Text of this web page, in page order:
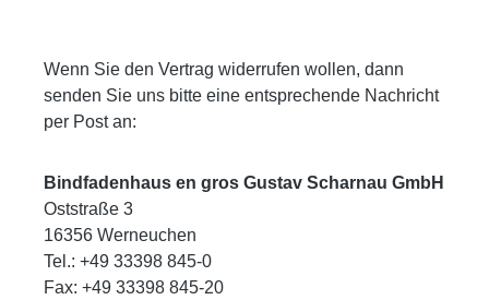
Wenn Sie den Vertrag widerrufen wollen, dann
senden Sie uns bitte eine entsprechende Nachricht
per Post an:
Bindfadenhaus en gros Gustav Scharnau GmbH
Oststraße 3
16356 Werneuchen
Tel.: +49 33398 845-0
Fax: +49 33398 845-20